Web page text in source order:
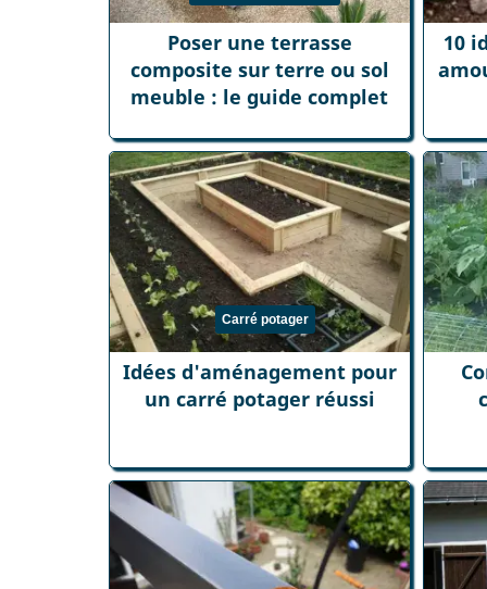
Poser une terrasse
composite sur terre ou sol
meuble : le guide complet
10
Carré potager
Idées d'aménagement pour
un carré potager réussi